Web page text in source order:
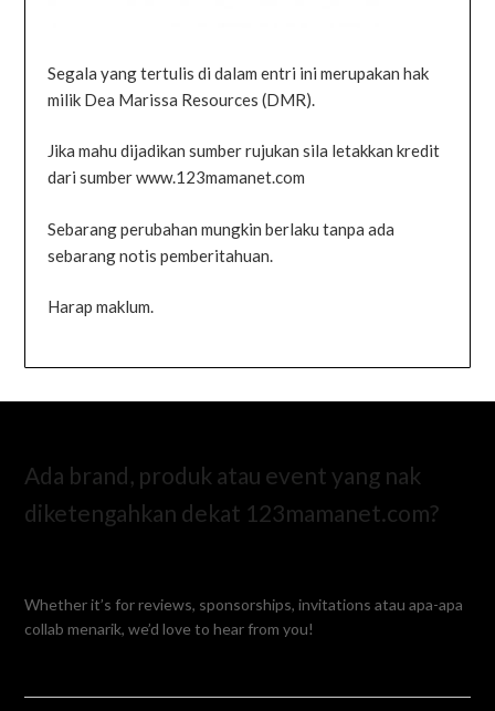
Segala yang tertulis di dalam entri ini merupakan hak
milik Dea Marissa Resources (DMR).
Jika mahu dijadikan sumber rujukan sila letakkan kredit
dari sumber www.123mamanet.com
Sebarang perubahan mungkin berlaku tanpa ada
sebarang notis pemberitahuan.
Harap maklum.
Ada brand, produk atau event yang nak
diketengahkan dekat 123mamanet.com?
Whether it’s for reviews, sponsorships, invitations atau apa-apa
collab menarik, we’d love to hear from you!